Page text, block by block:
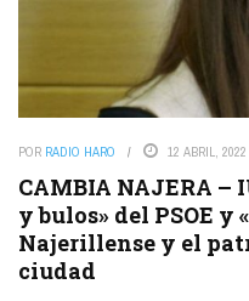
POR RADIO HARO 12 ABRIL, 2022
CAMBIA NAJERA –
y bulos» del PSOE y
Najerillense y el
ciudad